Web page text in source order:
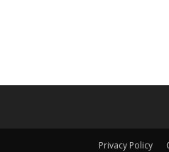
Privacy Policy